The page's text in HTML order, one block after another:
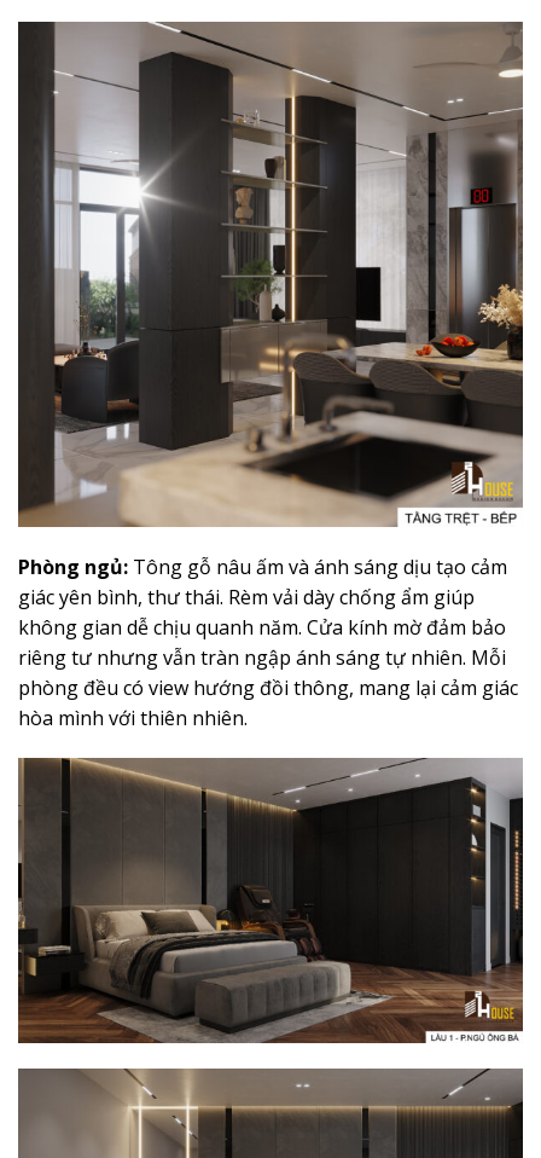
Phòng ngủ: Tông gỗ nâu ấm và ánh sáng dịu tạo cảm
giác yên bình, thư thái. Rèm vải dày chống ẩm giúp
không gian dễ chịu quanh năm. Cửa kính mờ đảm bảo
riêng tư nhưng vẫn tràn ngập ánh sáng tự nhiên. Mỗi
phòng đều có view hướng đồi thông, mang lại cảm giác
hòa mình với thiên nhiên.